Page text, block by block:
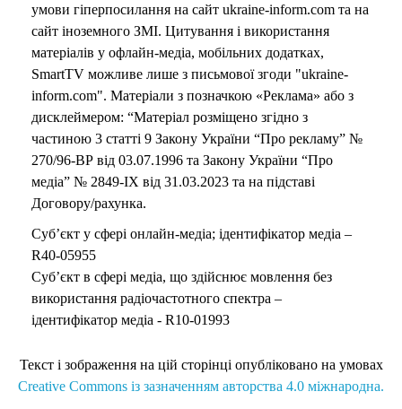
умови гіперпосилання на сайт ukraine-inform.com та на
сайт іноземного ЗМІ. Цитування і використання
матеріалів у офлайн-медіа, мобільних додатках,
SmartTV можливе лише з письмової згоди "ukraine-
inform.com". Матеріали з позначкою «Реклама» або з
дисклеймером: “Матеріал розміщено згідно з
частиною 3 статті 9 Закону України “Про рекламу” №
270/96-ВР від 03.07.1996 та Закону України “Про
медіа” № 2849-IX від 31.03.2023 та на підставі
Договору/рахунка.
Суб’єкт у сфері онлайн-медіа; ідентифікатор медіа –
R40-05955
Суб’єкт в сфері медіа, що здійснює мовлення без
використання радіочастотного спектра –
ідентифікатор медіа - R10-01993
Текст і зображення на цій сторінці опубліковано на умовах
Creative Commons із зазначенням авторства 4.0 міжнародна.